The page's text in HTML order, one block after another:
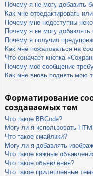
Почему я не могу добавить
Как мне отредактировать
Почему мне недоступны
Почему я не могу добавлять
Почему я получил
Как мне пожаловаться на
Что означает кнопка
Почему моё сообщение
Как мне вновь поднять мою
Форматирование
создаваемых тем
Что такое BBCode?
Могу ли я использовать
Что такое смайлики?
Могу ли я добавлять
Что такое важные
Что такое объявления?
Что такое прилепленные